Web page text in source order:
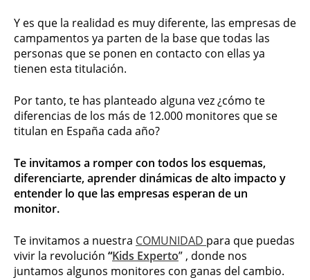
Y es que la realidad es muy diferente, las empresas de
campamentos ya parten de la base que todas las
personas que se ponen en contacto con ellas ya
tienen esta titulación.
Por tanto, te has planteado alguna vez ¿cómo te
diferencias de los más de 12.000 monitores que se
titulan en España cada año?
Te invitamos a romper con todos los esquemas,
diferenciarte, aprender dinámicas de alto impacto y
entender lo que las empresas esperan de un
monitor.
Te invitamos a nuestra COMUNIDAD para que puedas
vivir la revolución “Kids Experto” , donde nos
juntamos algunos monitores con ganas del cambio.